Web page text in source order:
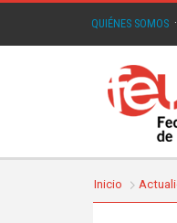
QUIÉNES SOMOS ·
Inicio